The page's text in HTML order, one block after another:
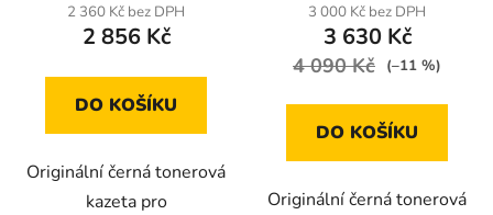
2 360 Kč bez DPH
2 856 Kč
DO KOŠÍKU
Originální černá tonerová
kazeta pro
3 000 Kč bez DPH
3 630 Kč
4 090 Kč (–11 %)
DO KOŠÍKU
Originální černá tonerová